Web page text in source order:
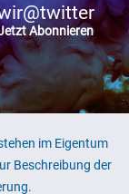
Abonnieren
im Eigentum
Beschreibung der